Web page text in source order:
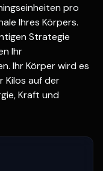
pro
Ihres Körpers.
Strategie
Ihr
Ihr Körper wird es
Kilos auf der
Kraft und